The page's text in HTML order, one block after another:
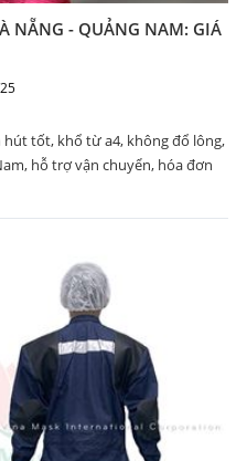
NẴNG - QUẢNG NAM: GIÁ
hút tốt, khổ từ a4, không đổ lông,
hỗ trợ vận chuyển, hóa đơn